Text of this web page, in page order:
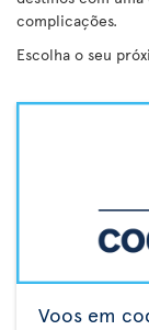
complicações.
Escolha o seu
Voos em